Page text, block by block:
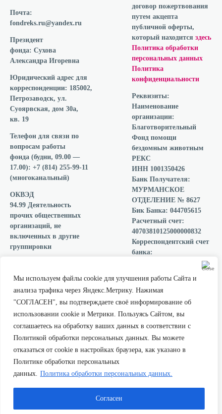
Мы используем файлы cookie для улучшения работы Сайта и
анализа трафика через Яндекс.Метрику. Нажимая
"СОГЛАСЕН", вы подтверждаете своё информирование об
использовании cookie и Метрики. Пользуясь Сайтом, вы
соглашаетесь на обработку ваших данных в соответствии с
Политикой обработки персональных данных. Вы можете
отказаться от cookie в настройках браузера, как указано в
Политике обработки персональных
данных. Политика обработки персональных данных.
Согласен
Почта:
fondreks.ru@yandex.ru
Президент
фонда: Сухова
Александра Игоревна
Юридический адрес для
корреспонденции: 185002,
Петрозаводск, ул.
Суоярвская, дом 30а,
кв. 19
Телефон для связи по
вопросам работы
фонда (будни, 09.00 —
17.00): +7 (814) 255-99-11
(многоканальный)
ОКВЭД
94.99 Деятельность
прочих общественных
организаций, не
включенных в другие
группировки
прозрачности
Благотворительного
собрания «Все вместе»
Мы есть в каталоге
проверенных фондов на
площадке ВК Добро
договор пожертвования
путем акцепта
публичной оферты,
который находитсяздесь
Политика обработки
персональных данных
Политика
конфиденциальности
Реквизиты:
Наименование
организации:
Благотворительный
Фонд помощи
бездомным животным
РЕКС
ИНН 1001350426
Банк Получателя:
МУРМАНСКОЕ
ОТДЕЛЕНИЕ № 8627
Бик Банка: 044705615
Расчетный счет:
40703810125000000832
Корреспондентский счет
банка:
© 2026, Все права защищены